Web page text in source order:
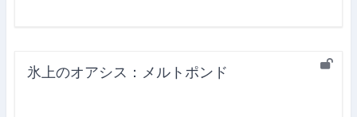
氷上のオアシス：メルトポンド